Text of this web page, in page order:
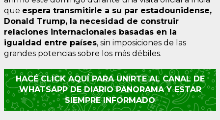
que espera transmitirle a su par estadounidense,
Donald Trump, la necesidad de construir
relaciones internacionales basadas en la
igualdad entre países, sin imposiciones de las
grandes potencias sobre los más débiles.
HACÉ CLICK AQUÍ PARA UNIRTE AL CANAL DE
WHATSAPP DE DIARIO PANORAMA Y ESTAR
SIEMPRE INFORMADO